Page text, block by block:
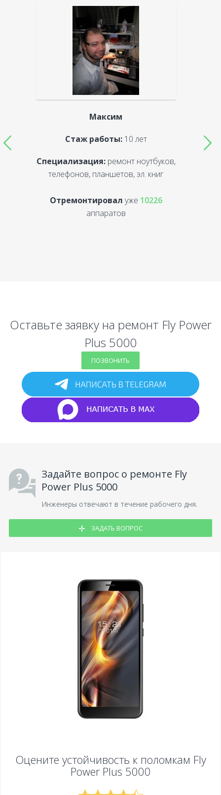
Максим
Стаж работы:10 лет
Специализация:ремонт ноутбуков,
телефонов, планшетов, эл. книг
Отремонтировал уже 10226
аппаратов
Оставьте заявку на ремонт Fly Power
Plus 5000
ПОЗВОНИТЬ
Задайте вопрос о ремонте Fly
Power Plus 5000
Инженеры отвечают в течение рабочего дня.
ЗАДАТЬ ВОПРОС
Оцените устойчивость к поломкам Fly
Power Plus 5000